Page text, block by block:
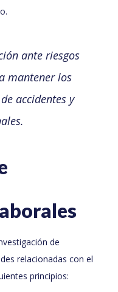
ante riesgos
mantener los
accidentes y
de
relacionadas con el
principios: